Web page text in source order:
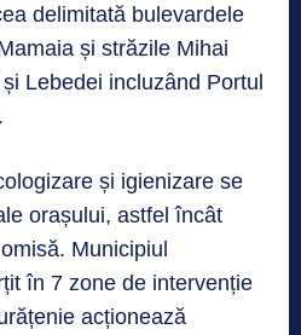
delimitată bulevardele
și străzile Mihai
Lebedei incluzând Portul
și igienizare se
orașului, astfel încât
Municipiul
în 7 zone de intervenție
acționează